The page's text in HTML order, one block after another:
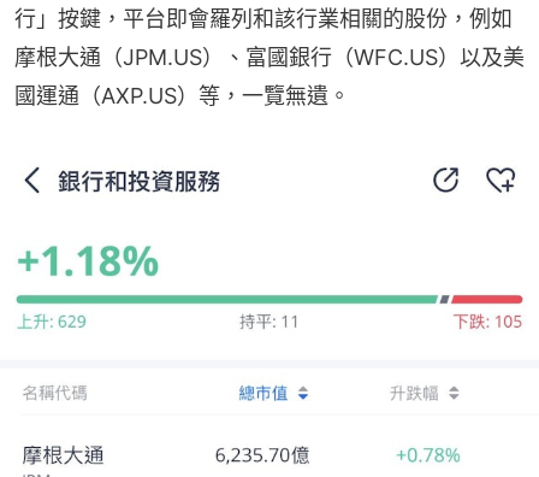
行」按鍵，平台即會羅列和該行業相關的股份，例如
摩根大通（JPM.US）、富國銀行（WFC.US）以及美
國運通（AXP.US）等，一覽無遺。